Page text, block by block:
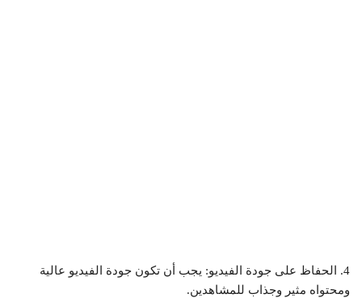
4. الحفاظ على جودة الفيديو: يجب أن تكون جودة الفيديو عالية
ومحتواه مثير وجذاب للمشاهدين.